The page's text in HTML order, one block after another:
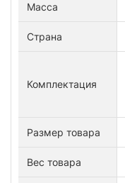
Масса
Страна
Комплектация
Размер товара
Вес товара